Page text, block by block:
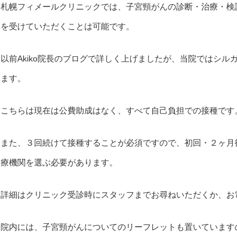
札幌フィメールクリニックでは、子宮頸がんの診断・治療・
を受けていただくことは可能です。
以前Akiko院長のブログで詳しく上げましたが、当院ではシル
ます。
こちらは現在は公費助成はなく、すべて自己負担での接種です
また、３回続けて接種することが必須ですので、初回・２ヶ
療機関を選ぶ必要があります。
詳細はクリニック受診時にスタッフまでお尋ねいただくか、お
院内には、子宮頸がんについてのリーフレットも置いていま